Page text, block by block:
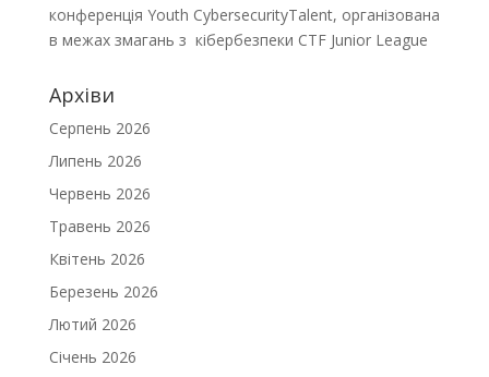
конференція Youth CybersecurityTalent, організована
в межах змагань з кібербезпеки CTF Junior League
Архіви
Серпень 2026
Липень 2026
Червень 2026
Травень 2026
Квітень 2026
Березень 2026
Лютий 2026
Січень 2026